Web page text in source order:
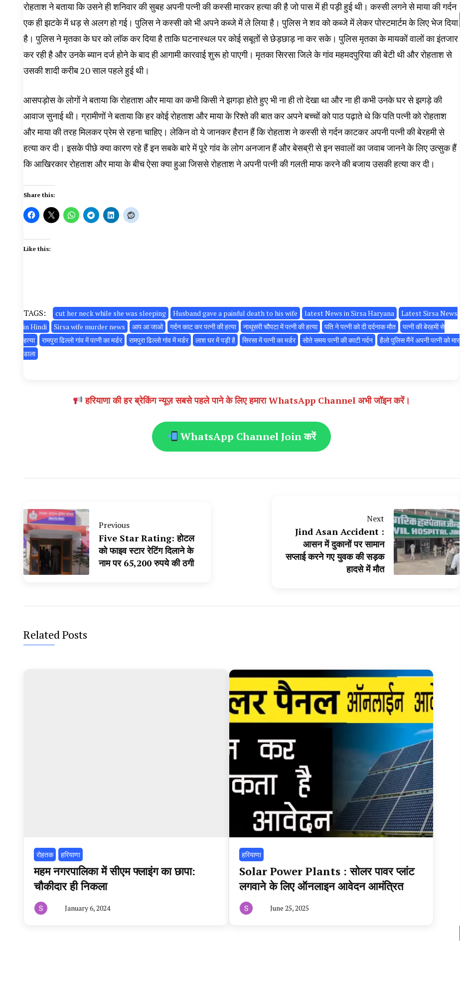
रोहताश ने बताया कि उसने ही शनिवार की सुबह अपनी पत्नी की कस्सी मारकर हत्या की है जो पास में ही पड़ी हुई थी। कस्सी लगने से माया की गर्दन
एक ही झटके में धड़ से अलग हो गई। पुलिस ने कस्सी को भी अपने कब्जे में ले लिया है। पुलिस ने शव को कब्जे में लेकर पोस्टमार्टम के लिए भेज दिया
है। पुलिस ने मृतका के घर को लाॅक कर दिया है ताकि घटनास्थल पर कोई सबूतों से छेड़छाड़ ना कर सके। पुलिस मृतका के मायकों वालों का इंतजार
कर रही है और उनके ब्यान दर्ज होने के बाद ही आगामी कारवाई शुरू हो पाएगी। मृतका सिरसा जिले के गांव महमदपुरिया की बेटी थी और रोहताश से
उसकी शादी करीब 20 साल पहले हुई थी।
आसपड़ोस के लोगों ने बताया कि रोहताश और माया का कभी किसी ने झगड़ा होते हुए भी ना ही तो देखा था और ना ही कभी उनके घर से झगड़े की
आवाज सुनाई थी। ग्रामीणों ने बताया कि हर कोई रोहताश और माया के रिश्ते की बात कर अपने बच्चों को पाठ पढ़ाते थे कि पति पत्नी को रोहताश
और माया की तरह मिलकर प्रेम से रहना चाहिए। लेकिन वो ये जानकर हैरान हैं कि रोहताश ने कस्सी से गर्दन काटकर अपनी पत्नी की बेरहमी से
हत्या कर दी। इसके पीछे क्या कारण रहे हैं इन सबके बारे में पूरे गांव के लोग अनजान हैं और बेसब्री से इन सवालों का जवाब जानने के लिए उत्सुक हैं
कि आखिरकार रोहताश और माया के बीच ऐसा क्या हुआ जिससे रोहताश ने अपनी पत्नी की गलती माफ करने की बजाय उसकी हत्या कर दी।
Share this:
Like this:
TAGS: cut her neck while she was sleeping Husband gave a painful death to his wife latest News in Sirsa Haryana
Latest Sirsa News
in Hindi
Sirsa wife murder news आप आ जाओ गर्दन काट कर पत्नी की हत्या नाथूसरी चौपटा में पत्नी की हत्या पति ने पत्नी को दी दर्दनाक मौत
पत्नी की बेरहमी से
हत्या
रामपुरा ढिल्लो गांव में पत्नी का मर्डर रामपुरा ढिल्लो गांव में मर्डर लाश घर में पड़ी है सिरसा में पत्नी का मर्डर सोते समय पत्नी की काटी गर्दन
हैलो पुलिस मैंनें अपनी पत्नी को मार
डाला
हरियाणा की हर ब्रेकिंग न्यूज़ सबसे पहले पाने के लिए हमारा WhatsApp Channel अभी जॉइन करें।
WhatsApp Channel Join करें
Previous
Five Star Rating: होटल
को फाइव स्टार रेटिंग दिलाने के
नाम पर 65,200 रुपये की ठगी
Next
Jind Asan Accident :
आसन में दुकानों पर सामान
सप्लाई करने गए युवक की सड़क
हादसे में मौत
Related Posts
रोहतक हरियाणा
महम नगरपालिका में सीएम फ्लाइंग का छापा:
चौकीदार ही निकला
January 6, 2024
हरियाणा
Solar Power Plants : सोलर पावर प्लांट
लगवाने के लिए ऑनलाइन आवेदन आमंत्रित
June 25, 2025